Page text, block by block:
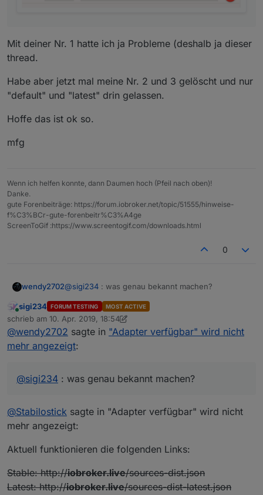
Mit deiner Nr. 1 hatte ich ja Probleme (deshalb ja dieser
thread.
Habe aber jetzt mal meine Nr. 2 und 3 gelöscht und nur
"default" und "latest" drin gelassen.
Hoffe das ist ok so.
mfg
Wenn ich helfen konnte, dann Daumen hoch (Pfeil nach oben)!
Danke.
gute Forenbeiträge: https://forum.iobroker.net/topic/51555/hinweise-
f%C3%BCr-gute-forenbeitr%C3%A4ge
ScreenToGif :https://www.screentogif.com/downloads.html
0
wendy2702@sigi234 : was genau bekannt machen?
@ bahnuhr: was nicht so wichtig? Die Anzahl oder
die Links?
Ich habe übrigens seit ewiger Zeit diese beiden
links eingetragen und hatte bisher einmal ein
Problem das die nicht erreichbar waren:
Online
sigi234 FORUM TESTING MOST ACTIVE
schrieb am 10. Apr. 2019, 18:54
zuletzt editiert von Stabilostick4. Nov. 2019, 21:48
@wendy2702 sagte in "Adapter verfügbar" wird nicht
mehr angezeigt:
@sigi234 : was genau bekannt machen?
@Stabilostick sagte in "Adapter verfügbar" wird nicht
mehr angezeigt:
Aktuell funktionieren die folgenden Links:
Stable: http://iobroker.live/sources-dist.json
Latest: http://iobroker.live/sources-dist-latest.json